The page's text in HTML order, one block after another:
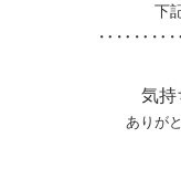
下
気持
ありが